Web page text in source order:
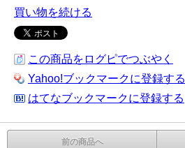
買い物を続ける
この商品をログピでつぶやく
Yahoo!ブックマークに登録する
はてなブックマークに登録する
前の商品へ